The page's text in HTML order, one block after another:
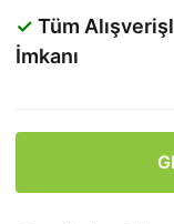
✓ Tüm
İmkanı